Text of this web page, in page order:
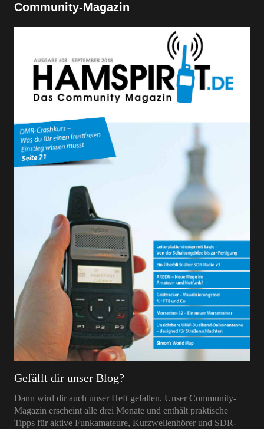
Community-Magazin
Gefällt dir unser Blog?
Dann wird dir auch unser Heft gefallen. Unser Community-
Magazin erscheint alle drei Monate und enthält praktische
Tipps für aktive Funkamateure, Kurzwellenhörer und SDR-